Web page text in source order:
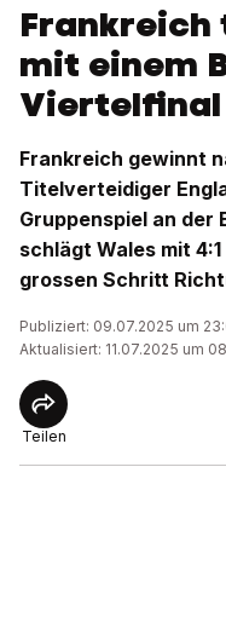
mit einem
Viertelfinal
Frankreich gewinnt
Titelverteidiger
Gruppenspiel an der
schlägt Wales mit
grossen Schritt
Publiziert: 09.07.2025 um
Aktualisiert: 11.07.2025 um
Teilen